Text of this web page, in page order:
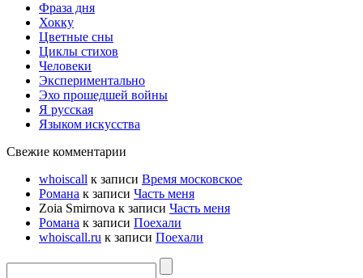
Фраза дня
Хокку
Цветные сны
Циклы стихов
Человеки
Экспериментально
Эхо прошедшей войны
Я русская
Языком искусства
Свежие комментарии
whoiscall к записи Время московское
Романа к записи Часть меня
Zoia Smirnova к записи Часть меня
Романа к записи Поехали
whoiscall.ru к записи Поехали